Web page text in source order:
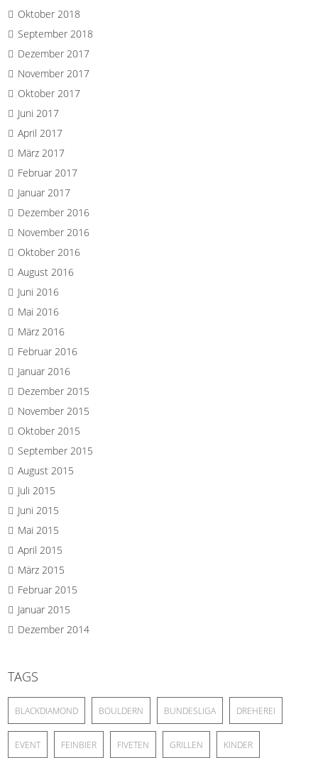
Oktober 2018
September 2018
Dezember 2017
November 2017
Oktober 2017
Juni 2017
April 2017
März 2017
Februar 2017
Januar 2017
Dezember 2016
November 2016
Oktober 2016
August 2016
Juni 2016
Mai 2016
März 2016
Februar 2016
Januar 2016
Dezember 2015
November 2015
Oktober 2015
September 2015
August 2015
Juli 2015
Juni 2015
Mai 2015
April 2015
März 2015
Februar 2015
Januar 2015
Dezember 2014
TAGS
BLACKDIAMOND BOULDERN BUNDESLIGA DREHEREI
EVENT FEINBIER FIVETEN GRILLEN KINDER